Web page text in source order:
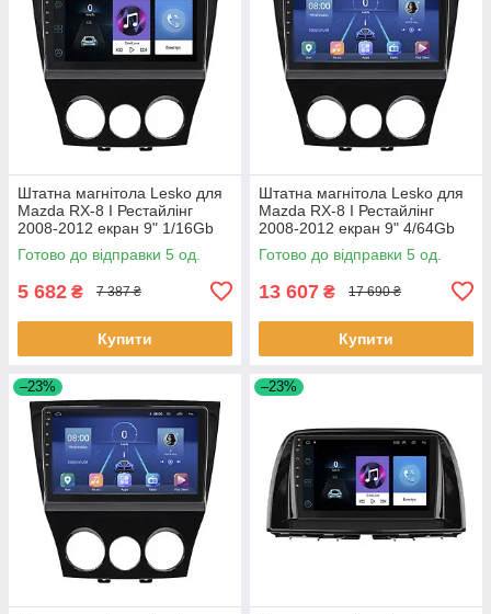
Штатна магнітола Lesko для
Mazda RX-8 I Рестайлінг
2008-2012 екран 9" 1/16Gb
Wi-Fi GPS Base 5 шт.
Готово до відправки 5 од.
5 682 ₴ 7 387 ₴
Купити
Штатна магнітола Lesko для
Mazda RX-8 I Рестайлінг
2008-2012 екран 9" 4/64Gb
4G Wi-Fi GPS Top 5 шт.
Готово до відправки 5 од.
13 607 ₴ 17 690 ₴
Купити
–23% –23%